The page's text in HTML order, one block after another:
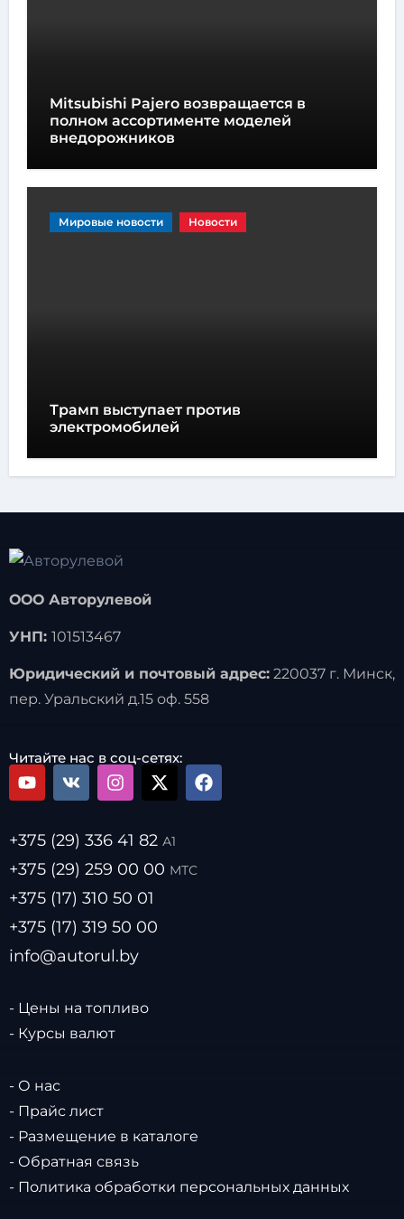
Mitsubishi Pajero возвращается в
полном ассортименте моделей
внедорожников
Мировые новости Новости
Трамп выступает против
электромобилей
ООО Авторулевой
УНП: 101513467
Юридический и почтовый адрес:220037 г. Минск,
пер. Уральский д.15 оф. 558
Читайте нас в соц-сетях:
+375 (29) 336 41 82 А1
+375 (29) 259 00 00 МТС
+375 (17) 310 50 01
+375 (17) 319 50 00
info@autorul.by
- Цены на топливо
- Курсы валют
- О нас
- Прайс лист
- Размещение в каталоге
- Обратная связь
- Политика обработки персональных данных